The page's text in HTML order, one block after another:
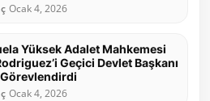
Ocak 4, 2026
Yüksek Adalet Mahkemesi
Geçici Devlet Başkanı
Ocak 4, 2026